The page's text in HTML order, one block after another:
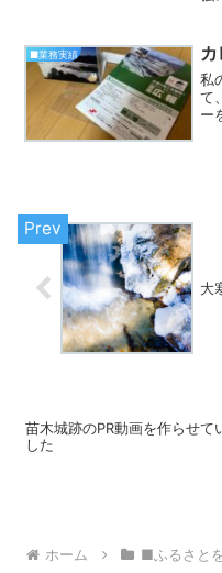
も
の
■業務実績
私
て
ー
大
苗木城跡のPR動画を作らせて
した
ホーム ■ふるさと